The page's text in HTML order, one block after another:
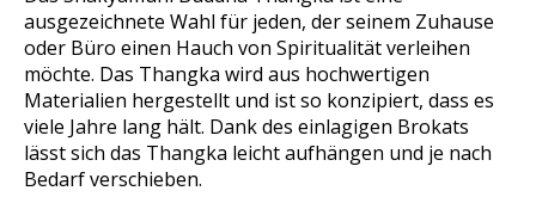
ausgezeichnete Wahl für jeden, der seinem Zuhause
oder Büro einen Hauch von Spiritualität verleihen
möchte. Das Thangka wird aus hochwertigen
Materialien hergestellt und ist so konzipiert, dass es
viele Jahre lang hält. Dank des einlagigen Brokats
lässt sich das Thangka leicht aufhängen und je nach
Bedarf verschieben.